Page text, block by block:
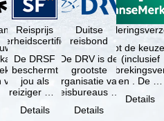
voor
Reisprijs
De DRSF
beschermt
jou als
reiziger met
pakketreis
Details
Duitse
reisbond
De DRV is de
grootste
organisatie van
reisbureaus en
in Duitsland. …
Details
Je hebt de
(inclusief
en . De …
Details